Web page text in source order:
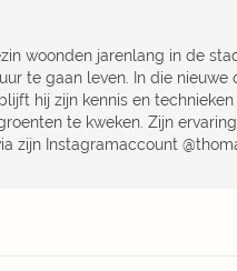
woonden jarenlang in de
te gaan leven. In die nieuwe
hij zijn kennis en
te kweken. Zijn
zijn Instagramaccount